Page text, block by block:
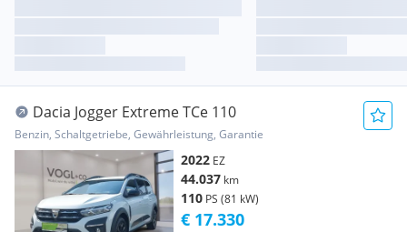
Dacia Jogger Extreme TCe 110
Benzin, Schaltgetriebe, Gewährleistung, Garantie
2022 EZ
44.037 km
110 PS (81 kW)
€ 17.330